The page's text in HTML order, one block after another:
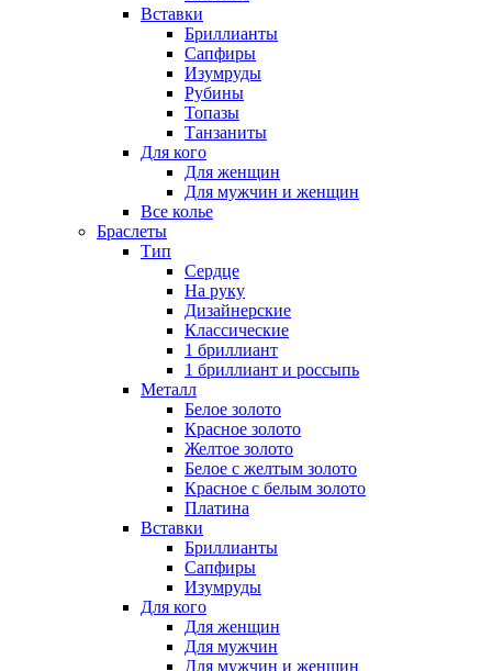
Вставки
Бриллианты
Сапфиры
Изумруды
Рубины
Топазы
Танзаниты
Для кого
Для женщин
Для мужчин и женщин
Все колье
Браслеты
Тип
Сердце
На руку
Дизайнерские
Классические
1 бриллиант
1 бриллиант и россыпь
Металл
Белое золото
Красное золото
Желтое золото
Белое с желтым золото
Красное с белым золото
Платина
Вставки
Бриллианты
Сапфиры
Изумруды
Для кого
Для женщин
Для мужчин
Для мужчин и женщин